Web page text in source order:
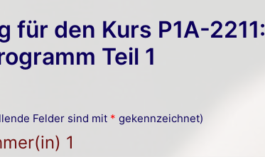
für den Kurs P1A-2211:
Teil 1
Felder sind mit * gekennzeichnet)
1